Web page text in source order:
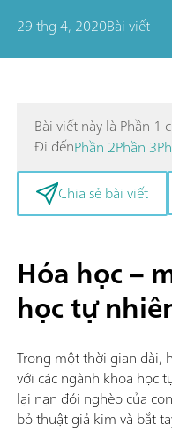
29 thg 4, 2020Bài viết
Bài viết này là Phần 1
Đi đếnPhần 2Phần 3
Chia sẻ bài viết
Hóa học –
học tự
Trong một thời gian dài,
với các ngành khoa học
lại nạn đói nghèo của
bỏ thuật giả kim và bắt